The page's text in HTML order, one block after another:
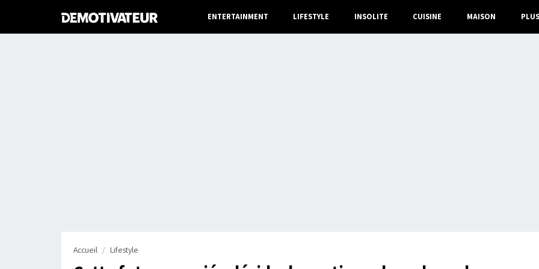
ENTERTAINMENT LIFESTYLE INSOLITE CUISINE MAISON PLUS
Accueil Lifestyle